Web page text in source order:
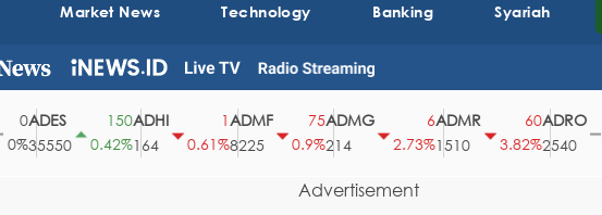
Market News Technology Banking Syariah
ADES
35550
150
0.42%
ADHI
164
0.61%
ADMF
8225
0.9%
ADMG
214
2.73%
ADMR
1510
3.82%
ADRO
2540
Advertisement